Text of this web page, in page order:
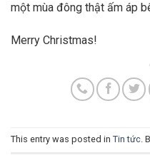
một mùa đông thật ấm áp
Merry Christmas!
This entry was posted in Tin tức.